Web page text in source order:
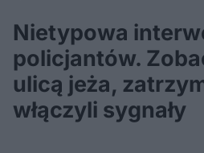
Nietypowa
policjantów.
ulicą jeża,
włączyli sygnały